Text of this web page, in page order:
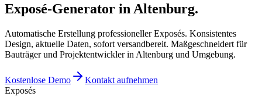
Exposé-Generator inAltenburg.
Automatische Erstellung professioneller Exposés. Konsistentes
Design, aktuelle Daten, sofort versandbereit. Maßgeschneidert für
Bauträger und Projektentwickler in Altenburg und Umgebung.
Kostenlose Demo
Kontakt aufnehmen
Exposés